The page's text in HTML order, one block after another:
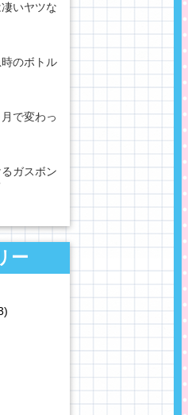
いヤツな
時のボトル
で変わっ
ガスボン
ー